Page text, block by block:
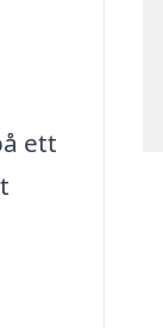
ett